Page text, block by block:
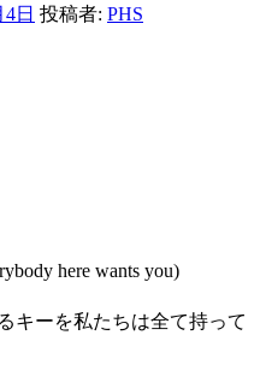
日 投稿者: PHS
here wants you)
キーを私たちは全て持って